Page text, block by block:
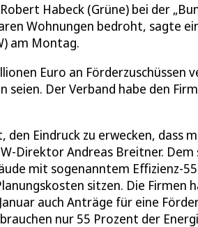
Habeck (Grüne) bei der
Wohnungen bedroht, sagte
am Montag.
Euro an Förderzuschüssen
Der Verband habe den
Eindruck zu erwecken, dass
Direktor Andreas Breitner.
mit sogenanntem Effizienz-
sitzen. Die Firmen
auch Anträge für eine
nur 55 Prozent der